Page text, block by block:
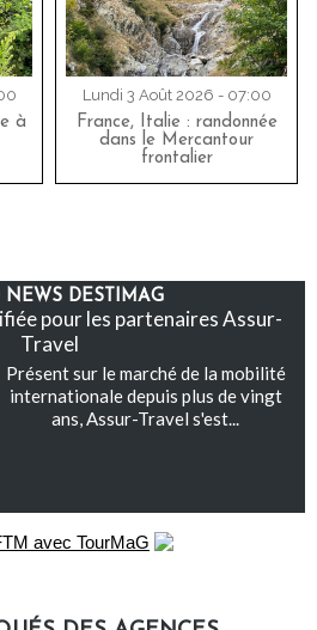
à
Lundi 3 Août 2026 - 07:00
France, Italie : randonnée
dans le Mercantour
frontalier
NEWS DESTIMAG
pour les partenaires Assur-
Travel
Présent sur le marché de la mobilité
internationale depuis plus de vingt
ans, Assur-Travel s'est...